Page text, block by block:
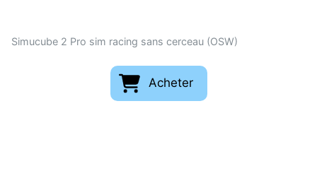
Simucube 2 Pro sim racing sans cerceau (OSW)
Acheter